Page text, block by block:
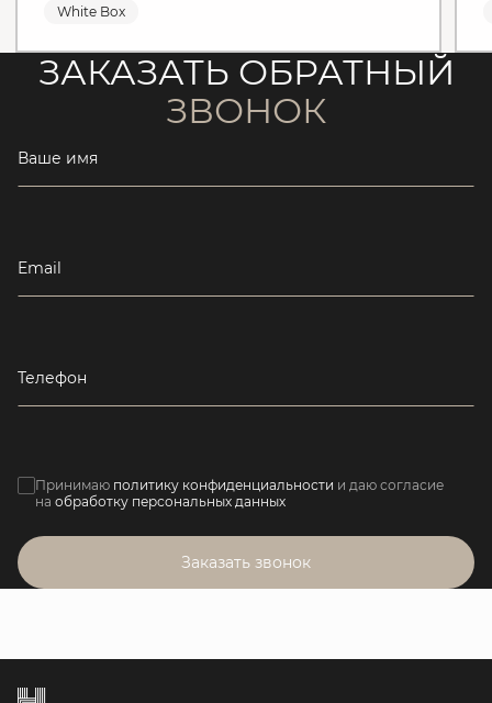
White Box
ЗАКАЗАТЬ ОБРАТНЫЙ
ЗВОНОК
Ваше имя
Email
Телефон
Принимаю политику конфиденциальности и даю согласие
на обработку персональных данных
Заказать звонок